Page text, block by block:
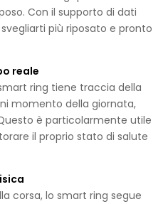
Con il supporto di dati
più riposato e pronto
reale
ring tiene traccia della
momento della giornata,
è particolarmente utile
il proprio stato di salute
corsa, lo smart ring segue